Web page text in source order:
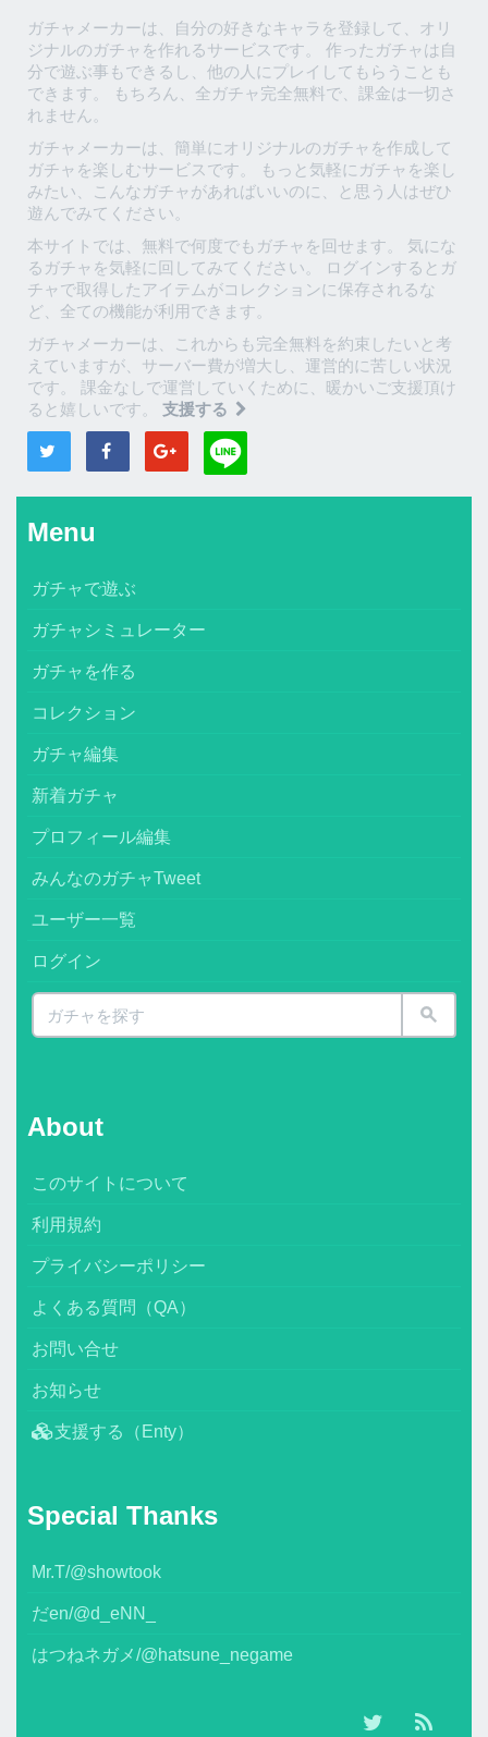
ガチャメーカーは、自分の好きなキャラを登録して、オリ
ジナルのガチャを作れるサービスです。 作ったガチャは自
分で遊ぶ事もできるし、他の人にプレイしてもらうことも
できます。 もちろん、全ガチャ完全無料で、課金は一切さ
れません。
ガチャメーカーは、簡単にオリジナルのガチャを作成して
ガチャを楽しむサービスです。 もっと気軽にガチャを楽し
みたい、こんなガチャがあればいいのに、と思う人はぜひ
遊んでみてください。
本サイトでは、無料で何度でもガチャを回せます。 気にな
るガチャを気軽に回してみてください。 ログインするとガ
チャで取得したアイテムがコレクションに保存されるな
ど、全ての機能が利用できます。
ガチャメーカーは、これからも完全無料を約束したいと考
えていますが、サーバー費が増大し、運営的に苦しい状況
です。 課金なしで運営していくために、暖かいご支援頂け
ると嬉しいです。 支援する
Menu
ガチャで遊ぶ
ガチャシミュレーター
ガチャを作る
コレクション
ガチャ編集
新着ガチャ
プロフィール編集
みんなのガチャTweet
ユーザー一覧
ログイン
About
このサイトについて
利用規約
プライバシーポリシー
よくある質問（QA）
お問い合せ
お知らせ
支援する（Enty）
Special Thanks
Mr.T/@showtook
だen/@d_eNN_
はつねネガメ/@hatsune_negame